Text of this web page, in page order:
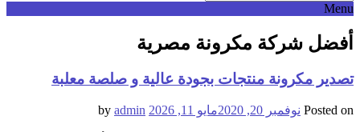
Menu
أفضل شركة مكرونة مصرية
تصدير مكرونة منتجات بجودة عالية و صلصة معلبة
Posted on نوفمبر 20, 2020 مايو 11, 2026 admin